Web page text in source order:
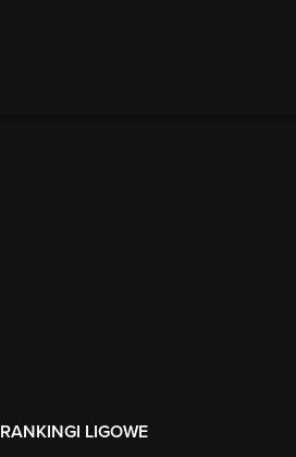
RANKINGI LIGOWE